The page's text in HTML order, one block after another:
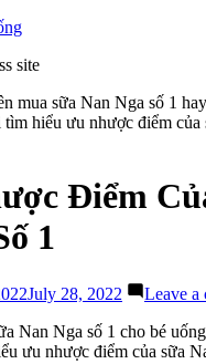
site
Điểm
1
July 28, 2022 Leave a
Nan Nga số 1 cho bé
ưu nhược điểm của sữa